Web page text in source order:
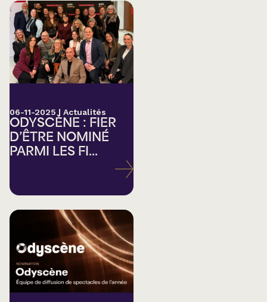
06-11-2025 | Actualités
ODYSCÈNE : FIER
D’ÊTRE NOMINÉ
PARMI LES FI...